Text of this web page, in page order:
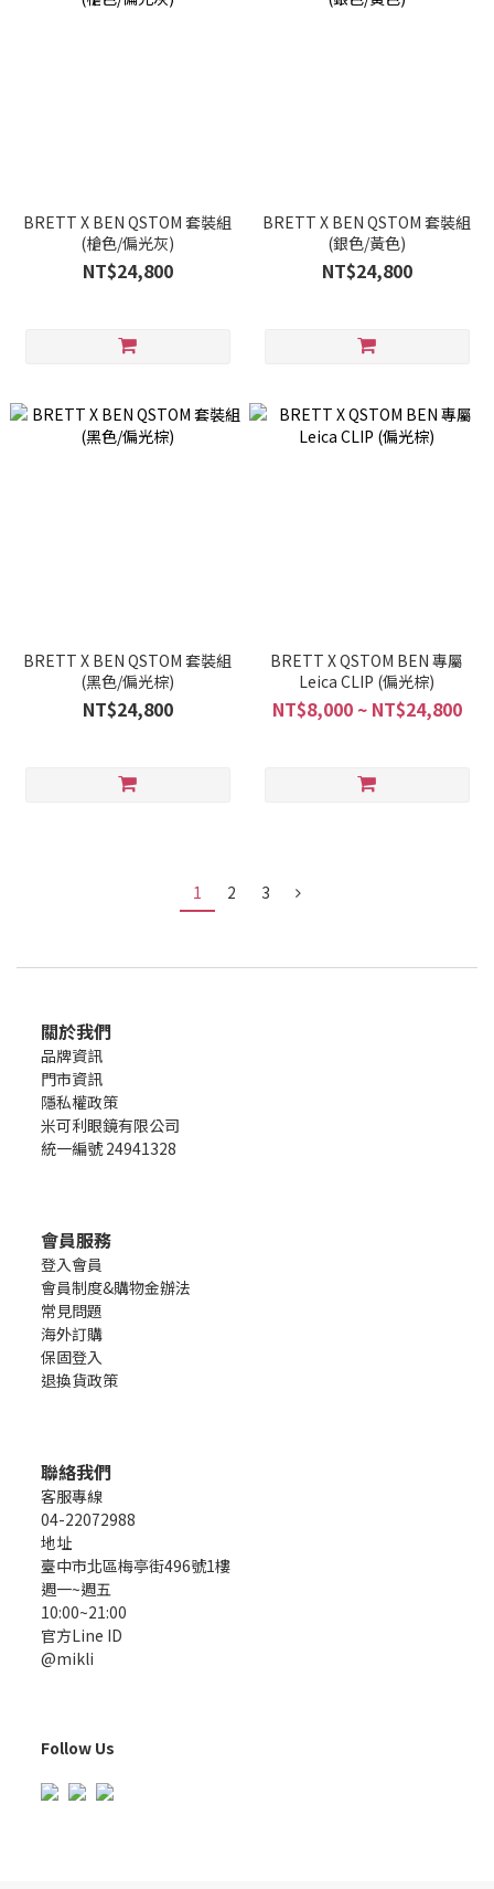
BRETT X BEN QSTOM 套裝組
(槍色/偏光灰)
NT$24,800
BRETT X BEN QSTOM 套裝組
(銀色/黃色)
NT$24,800
BRETT X BEN QSTOM 套裝組
(黑色/偏光棕)
NT$24,800
BRETT X QSTOM BEN 專屬
Leica CLIP (偏光棕)
NT$8,000 ~ NT$24,800
1 2 3
關於我們
品牌資訊
門市資訊
隱私權政策
米可利眼鏡有限公司
統一編號 24941328
會員服務
登入會員
會員制度&購物金辦法
常見問題
海外訂購
保固登入
退換貨政策
聯絡我們
客服專線
04-22072988
地址
臺中市北區梅亭街496號1樓
週一~週五
10:00~21:00
官方Line ID
@mikli
Follow Us